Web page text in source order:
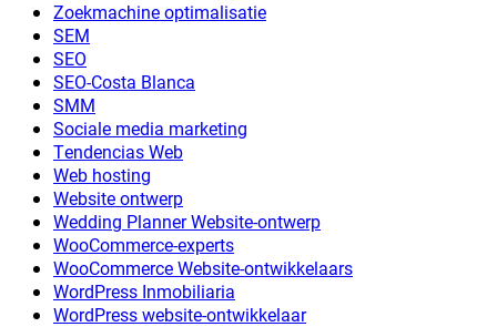
Zoekmachine optimalisatie
SEM
SEO
SEO-Costa Blanca
SMM
Sociale media marketing
Tendencias Web
Web hosting
Website ontwerp
Wedding Planner Website-ontwerp
WooCommerce-experts
WooCommerce Website-ontwikkelaars
WordPress Inmobiliaria
WordPress website-ontwikkelaar